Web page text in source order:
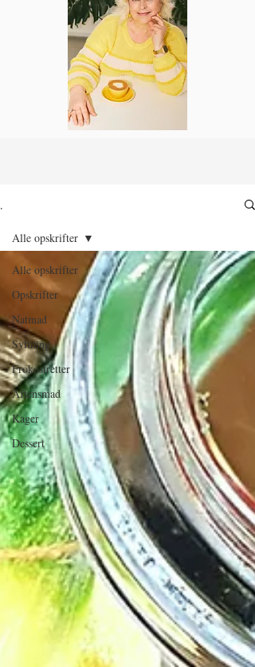
.
Alle opskrifter
Opskrifter
Natmad
Syltning
Frokostretter
Aftensmad
Kager
Dessert
Alle opskrifter